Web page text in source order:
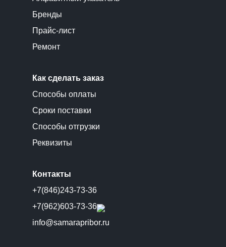
Бренды
Прайс-лист
Ремонт
Как сделать заказ
Способы оплаты
Сроки поставки
Способы отгрузки
Реквизиты
Контакты
+7(846)243-73-36
+7(962)603-73-36
info@samarapribor.ru